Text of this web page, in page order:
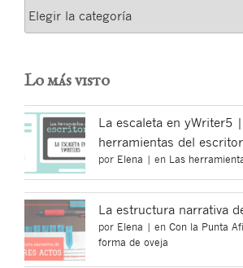
Lo más visto
La escaleta en yWriter5
herramientas del
por Elena | en Las
La estructura narrativa
por Elena | en Con la Punta
forma de oveja